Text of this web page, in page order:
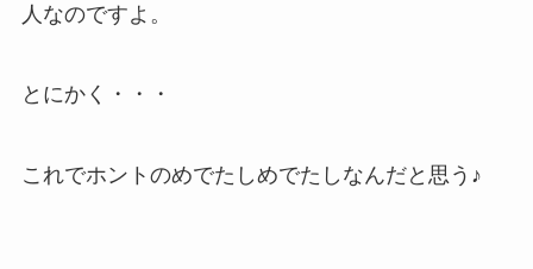
人なのですよ。
とにかく・・・
これでホントのめでたしめでたしなんだと思う♪